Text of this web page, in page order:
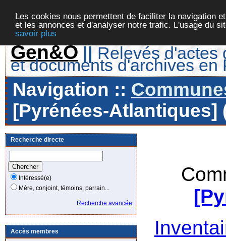
Les cookies nous permettent de faciliter la navigation
et les annonces et d'analyser notre trafic. L'usage du
savoir plus
Gen&O || Relevés d'actes
et documents d'archives en
Navigation ::
[Pyrénées-Atlantiques]
Recherche directe
Intéressé(e)
Mère, conjoint, témoins, parrain...
Recherche avancée
Accès membres